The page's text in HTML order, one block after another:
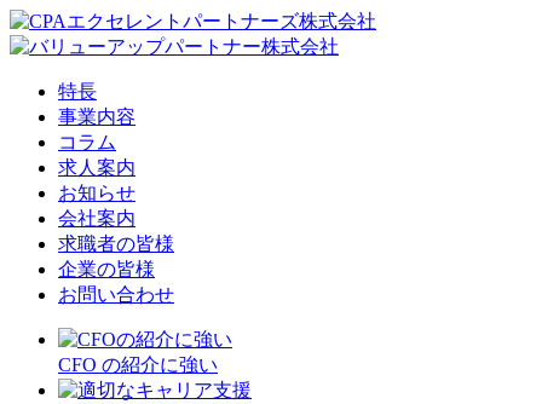
特長
事業内容
コラム
求人案内
お知らせ
会社案内
求職者の皆様
企業の皆様
お問い合わせ
CFO の紹介に強い